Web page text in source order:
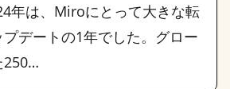
年は、Miroにとって大きな転
デートの1年でした。グロー
250…